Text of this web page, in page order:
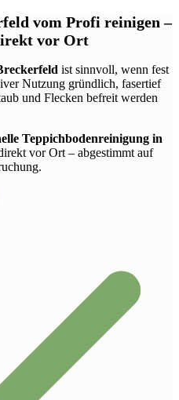
vom Profi reinigen –
vor Ort
ist sinnvoll, wenn fest
Nutzung gründlich, fasertief
und Flecken befreit werden
Teppichbodenreinigung in
vor Ort – abgestimmt auf